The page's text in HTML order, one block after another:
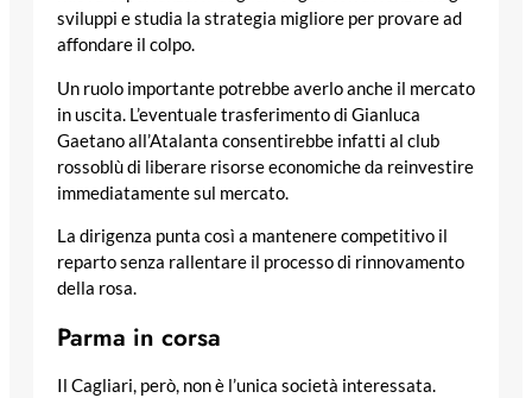
sviluppi e studia la strategia migliore per provare ad
affondare il colpo.
Un ruolo importante potrebbe averlo anche il mercato
in uscita. L’eventuale trasferimento di Gianluca
Gaetano all’Atalanta consentirebbe infatti al club
rossoblù di liberare risorse economiche da reinvestire
immediatamente sul mercato.
La dirigenza punta così a mantenere competitivo il
reparto senza rallentare il processo di rinnovamento
della rosa.
Parma in corsa
Il Cagliari, però, non è l’unica società interessata.